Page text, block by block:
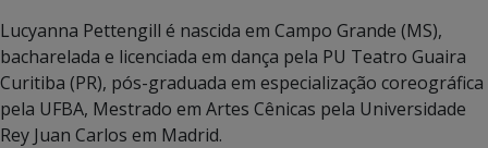
Lucyanna Pettengill é nascida em Campo Grande (MS),
bacharelada e licenciada em dança pela PU Teatro Guaira
Curitiba (PR), pós-graduada em especialização coreográfica
pela UFBA, Mestrado em Artes Cênicas pela Universidade
Rey Juan Carlos em Madrid.